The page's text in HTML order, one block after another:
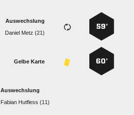
59’
Auswechslung
  
60’
Gelbe Karte
Auswechslung
  